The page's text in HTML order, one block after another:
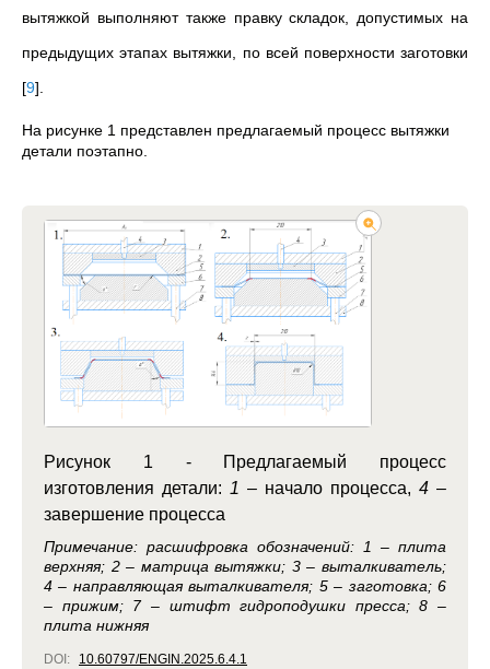
вытяжкой выполняют также правку складок, допустимых на
предыдущих этапах вытяжки, по всей поверхности заготовки
[9]
На рисунке 1 представлен предлагаемый процесс вытяжки
детали поэтапно.
Рисунок 1 -
Предлагаемый процесс
изготовления детали: 1 – начало процесса, 4 –
завершение процесса
Примечание: расшифровка обозначений: 1 – плита
верхняя; 2 – матрица вытяжки; 3 – выталкиватель;
4 – направляющая выталкивателя; 5 – заготовка; 6
– прижим; 7 – штифт гидроподушки пресса; 8 –
плита нижняя
DOI: 10.60797/ENGIN.2025.6.4.1